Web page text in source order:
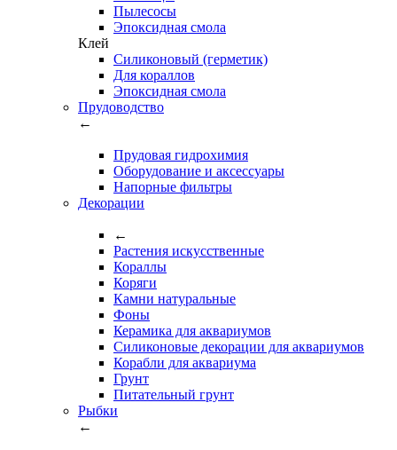
Пылесосы
Эпоксидная смола
Клей
Силиконовый (герметик)
Для кораллов
Эпоксидная смола
Прудоводство
←
Прудовая гидрохимия
Оборудование и аксессуары
Напорные фильтры
Декорации
←
Растения искусственные
Кораллы
Коряги
Камни натуральные
Фоны
Керамика для аквариумов
Силиконовые декорации для аквариумов
Корабли для аквариума
Грунт
Питательный грунт
Рыбки
←